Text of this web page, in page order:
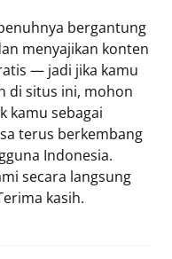
bergantung
menyajikan konten
— jadi jika kamu
di situs ini, mohon
kamu sebagai
terus berkembang
Indonesia.
secara langsung
kasih.